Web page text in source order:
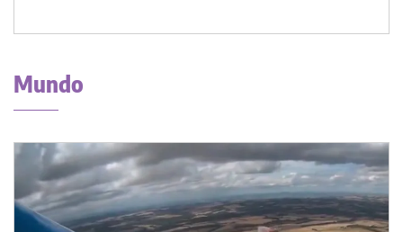
Mundo